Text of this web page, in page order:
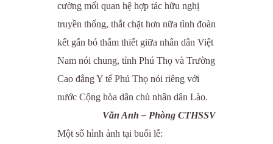
cường mối quan hệ hợp tác hữu nghị
truyền thống, thắt chặt hơn nữa tình đoàn
kết gắn bó thắm thiết giữa nhân dân Việt
Nam nói chung, tỉnh Phú Thọ và Trường
Cao đẳng Y tế Phú Thọ nói riêng với
nước Cộng hòa dân chủ nhân dân Lào.
Văn Anh – Phòng CTHSSV
Một số hình ảnh tại buổi lễ: